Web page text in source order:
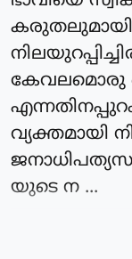
കേവലമൊരു
വ്യക്തമായി
യുടെ ന ...